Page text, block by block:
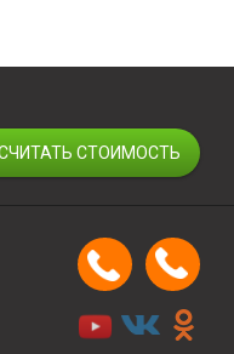
СТОИМОСТЬ